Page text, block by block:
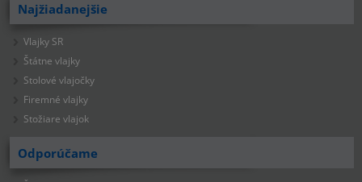
Najžiadanejšie
Vlajky SR
Štátne vlajky
Stolové vlajočky
Firemné vlajky
Stožiare vlajok
Odporúčame